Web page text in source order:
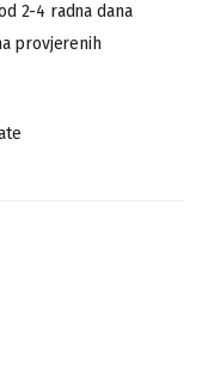
2-4 radna dana
provjerenih